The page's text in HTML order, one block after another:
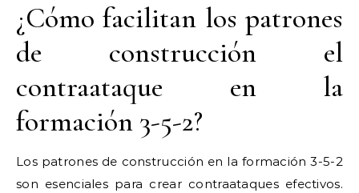
¿Cómo facilitan los patrones
de construcción el
contraataque en la
formación 3-5-2?
Los patrones de construcción en la formación 3-5-2
son esenciales para crear contraataques efectivos.